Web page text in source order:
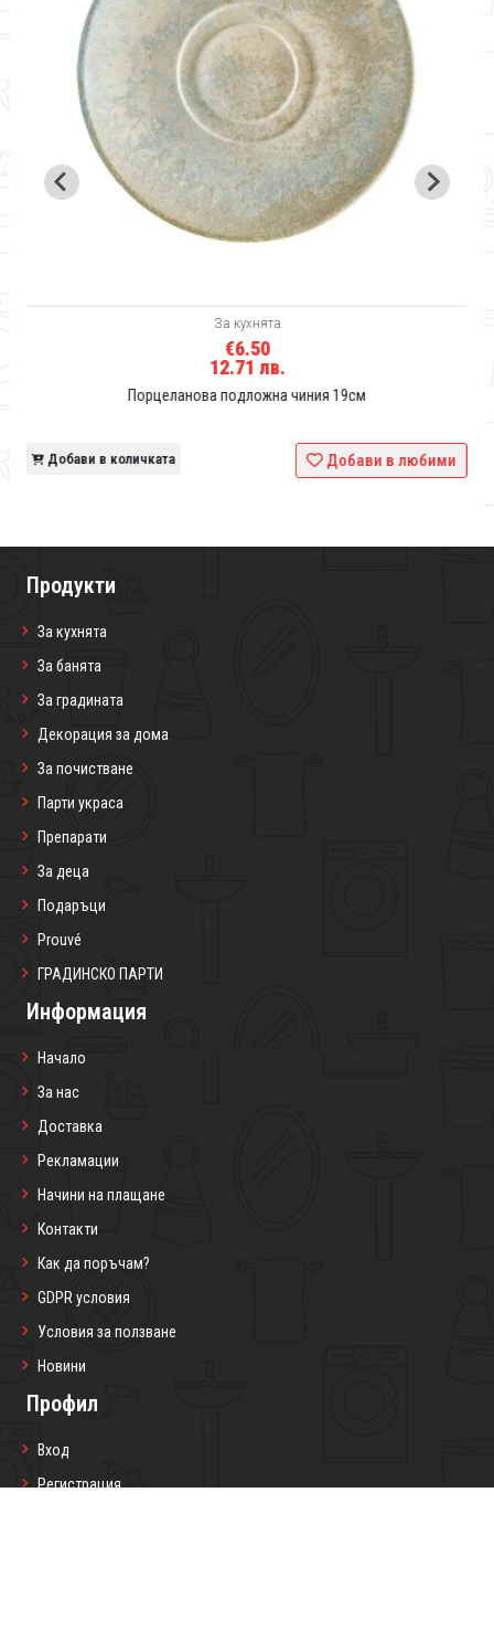
За кухнята
€6.50
12.71 лв.
Порцеланова подложна чиния 19см
Добави в количката Добави в любими
Продукти
За кухнята
За банята
За градината
Декорация за дома
За почистване
Парти украса
Препарати
За деца
Подаръци
Prouvé
ГРАДИНСКО ПАРТИ
Информация
Начало
За нас
Доставка
Рекламации
Начини на плащане
Контакти
Как да поръчам?
GDPR условия
Условия за ползване
Новини
Профил
Вход
Регистрация